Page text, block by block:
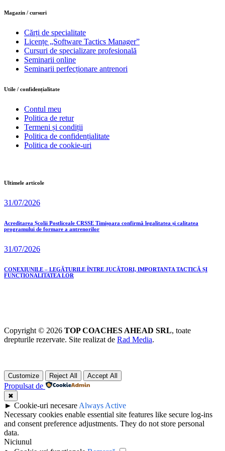
Magazin / cursuri
Cărți de specialitate
Licențe „Software Tactics Manager”
Cursuri de specializare profesională
Seminarii online
Seminarii perfecționare antrenori
Utile / confidențialitate
Contul meu
Politica de retur
Termeni și condiții
Politica de confidențialitate
Politica de cookie-uri
Ultimele articole
31/07/2026
Acreditarea Școlii Postliceale CRSSE Timișoara confirmă legalitatea și calitatea
programului de formare a antrenorilor
31/07/2026
CONEXIUNILE – LEGĂTURILE ÎNTRE JUCĂTORI, IMPORTANȚA TACTICĂ ȘI
FUNCȚIONALITATEA LOR
Copyright © 2026 TOP COACHES AHEAD SRL, toate
drepturile rezervate. Site realizat de Rad Media.
Customize Reject All Accept All
Propulsat de
✖
► Cookie-uri necesare Always Active
Necessary cookies enable essential site features like secure log-ins
and consent preference adjustments. They do not store personal
data.
Niciunul